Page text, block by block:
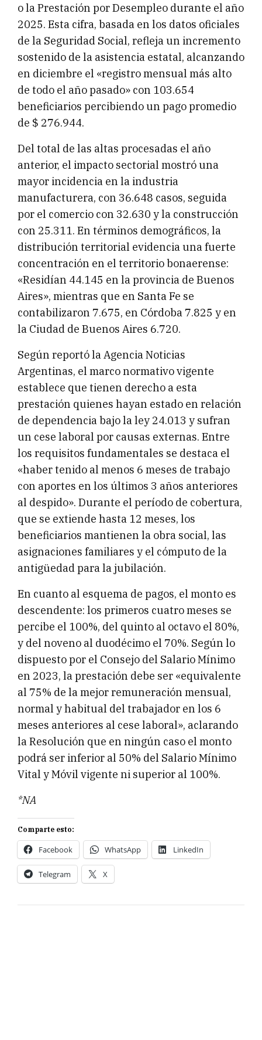
o la Prestación por Desempleo durante el año
2025. Esta cifra, basada en los datos oficiales
de la Seguridad Social, refleja un incremento
sostenido de la asistencia estatal, alcanzando
en diciembre el «registro mensual más alto
de todo el año pasado» con 103.654
beneficiarios percibiendo un pago promedio
de $ 276.944.
Del total de las altas procesadas el año
anterior, el impacto sectorial mostró una
mayor incidencia en la industria
manufacturera, con 36.648 casos, seguida
por el comercio con 32.630 y la construcción
con 25.311. En términos demográficos, la
distribución territorial evidencia una fuerte
concentración en el territorio bonaerense:
«Residían 44.145 en la provincia de Buenos
Aires», mientras que en Santa Fe se
contabilizaron 7.675, en Córdoba 7.825 y en
la Ciudad de Buenos Aires 6.720.
Según reportó la Agencia Noticias
Argentinas, el marco normativo vigente
establece que tienen derecho a esta
prestación quienes hayan estado en relación
de dependencia bajo la ley 24.013 y sufran
un cese laboral por causas externas. Entre
los requisitos fundamentales se destaca el
«haber tenido al menos 6 meses de trabajo
con aportes en los últimos 3 años anteriores
al despido». Durante el período de cobertura,
que se extiende hasta 12 meses, los
beneficiarios mantienen la obra social, las
asignaciones familiares y el cómputo de la
antigüedad para la jubilación.
En cuanto al esquema de pagos, el monto es
descendente: los primeros cuatro meses se
percibe el 100%, del quinto al octavo el 80%,
y del noveno al duodécimo el 70%. Según lo
dispuesto por el Consejo del Salario Mínimo
en 2023, la prestación debe ser «equivalente
al 75% de la mejor remuneración mensual,
normal y habitual del trabajador en los 6
meses anteriores al cese laboral», aclarando
la Resolución que en ningún caso el monto
podrá ser inferior al 50% del Salario Mínimo
Vital y Móvil vigente ni superior al 100%.
*NA
Comparte esto:
Facebook WhatsApp LinkedIn
Telegram X